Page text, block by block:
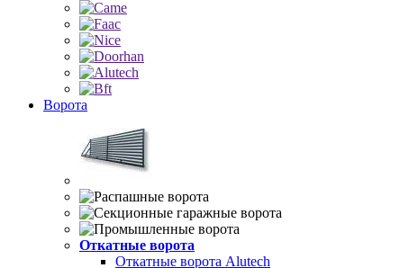
Ворота
Откатные ворота
Откатные ворота Alutech